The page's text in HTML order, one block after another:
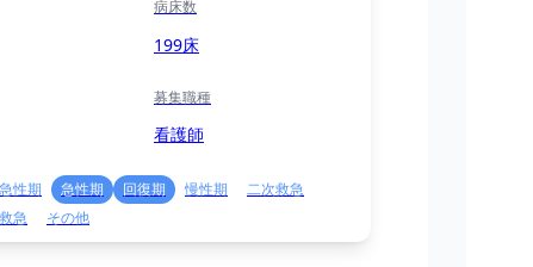
病床数
199床
募集職種
看護師
性期 急性期 回復期 慢性期
二次救急
急
その他